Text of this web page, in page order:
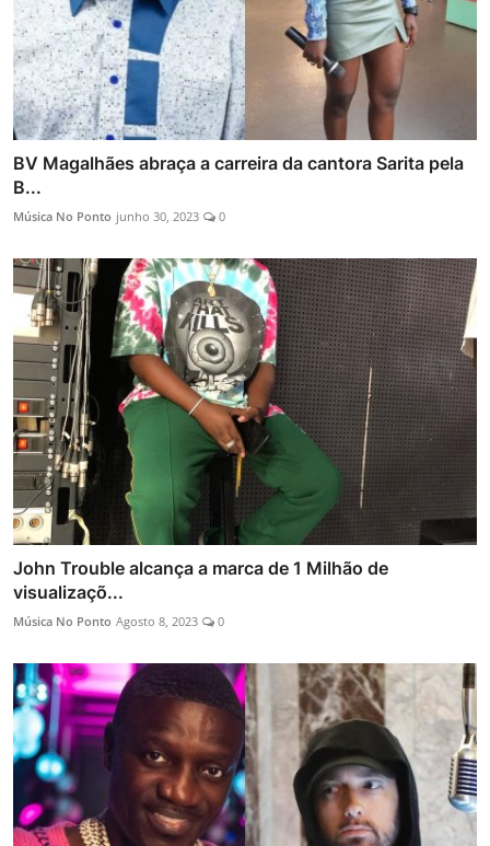
BV Magalhães abraça a carreira da cantora Sarita pela
B...
Música No Ponto junho 30, 2023 0
John Trouble alcança a marca de 1 Milhão de
visualizaçõ...
Música No Ponto Agosto 8, 2023 0